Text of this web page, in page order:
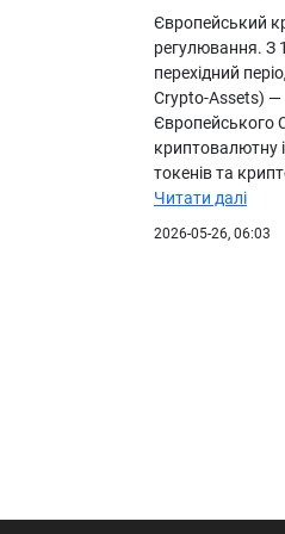
Європейський
регулювання. З
перехідний
Crypto-Assets)
Європейського
криптовалютну
токенів та
Читати далі
2026-05-26, 06:03